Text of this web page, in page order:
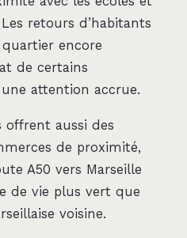
retours d’habitants
encore
de certains
attention accrue.
offrent aussi des
de proximité,
A50 vers Marseille
de vie plus vert que
voisine.